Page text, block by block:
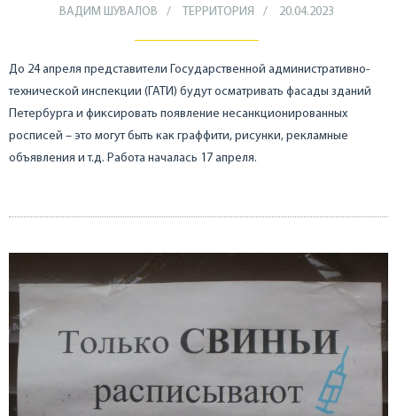
ВАДИМ ШУВАЛОВ ТЕРРИТОРИЯ 20.04.2023
До 24 апреля представители Государственной административно-
технической инспекции (ГАТИ) будут осматривать фасады зданий
Петербурга и фиксировать появление несанкционированных
росписей – это могут быть как граффити, рисунки, рекламные
объявления и т.д. Работа началась 17 апреля.